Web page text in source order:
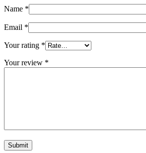
Name *
Email *
Your rating *
Your review *